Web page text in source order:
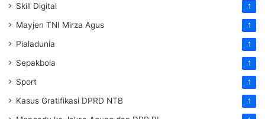
Skill Digital 1
Mayjen TNI Mirza Agus 1
Pialadunia 1
Sepakbola 1
Sport 1
Kasus Gratifikasi DPRD NTB 1